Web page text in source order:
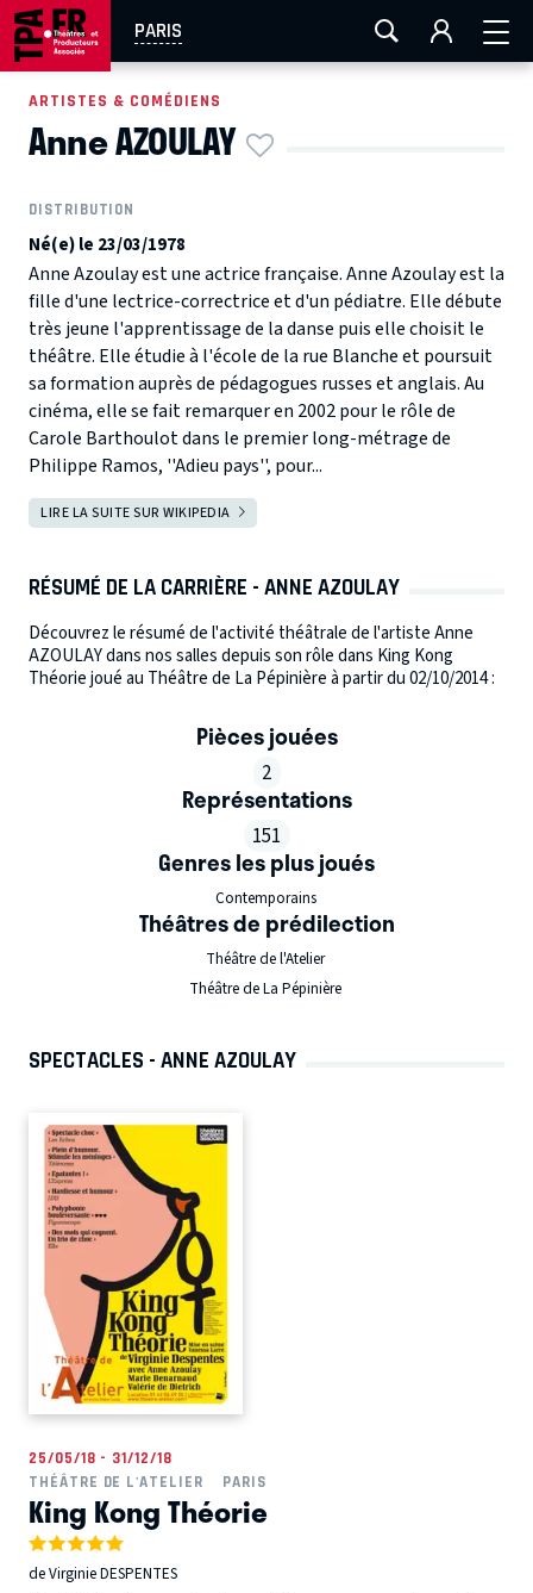
PARIS
AIX-MARSEILLE LA ROCHELLE
EN TOURNÉE
ARTISTES & COMÉDIENS
Anne AZOULAY
DISTRIBUTION
Né(e) le 23/03/1978
Anne Azoulay est une actrice française. Anne Azoulay est la
fille d'une lectrice-correctrice et d'un pédiatre. Elle débute
très jeune l'apprentissage de la danse puis elle choisit le
théâtre. Elle étudie à l'école de la rue Blanche et poursuit
sa formation auprès de pédagogues russes et anglais. Au
cinéma, elle se fait remarquer en 2002 pour le rôle de
Carole Barthoulot dans le premier long-métrage de
Philippe Ramos, ''Adieu pays'', pour...
LIRE LA SUITE SUR WIKIPEDIA
RÉSUMÉ DE LA CARRIÈRE - ANNE AZOULAY
Découvrez le résumé de l'activité théâtrale de l'artiste Anne
AZOULAY dans nos salles depuis son rôle dans King Kong
Théorie joué au Théâtre de La Pépinière à partir du 02/10/2014 :
Pièces jouées
2
Représentations
151
Genres les plus joués
Contemporains
Théâtres de prédilection
Théâtre de l'Atelier
Théâtre de La Pépinière
SPECTACLES - ANNE AZOULAY
25/05/18 - 31/12/18
THÉÂTRE DE L'ATELIER
PARIS
King Kong Théorie
de Virginie DESPENTES